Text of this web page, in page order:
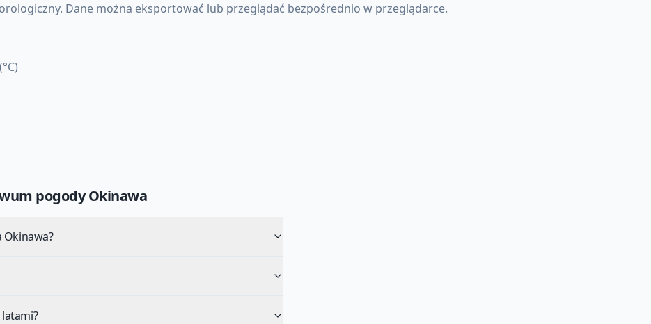
Dane można eksportować lub przeglądać bezpośrednio w przeglądarce.
pogodyOkinawa